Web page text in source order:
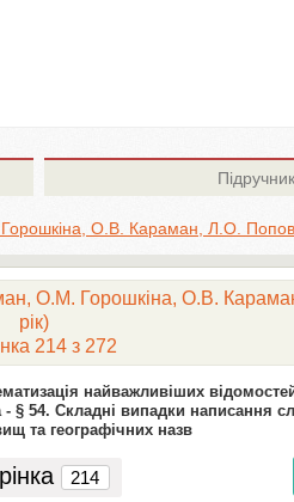
О.В. Караман, Л.О.
О.М. Горошкіна, О.В.
рік)
214 з 272
найважливіших
- § 54. Складні випадки написання
та географічних назв